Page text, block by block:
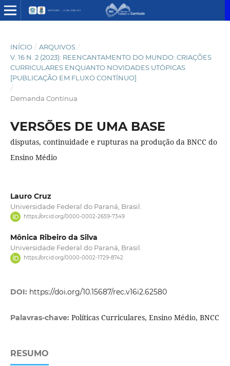
INÍCIO / ARQUIVOS /
V. 16 N. 2 (2023): REENCANTAMENTO DO MUNDO: CRIAÇÕES
CURRICULARES ENQUANTO NOVIDADES UTÓPICAS
[PUBLICAÇÃO EM FLUXO CONTÍNUO]
/
Demanda Contínua
VERSÕES DE UMA BASE
disputas, continuidade e rupturas na produção da BNCC do
Ensino Médio
Lauro Cruz
Universidade Federal do Paraná, Brasil.
https://orcid.org/0000-0002-2659-7349
Mônica Ribeiro da Silva
Universidade Federal do Paraná, Brasil.
https://orcid.org/0000-0002-1729-8742
DOI: https://doi.org/10.15687/rec.v16i2.62580
Palavras-chave: Políticas Curriculares, Ensino Médio, BNCC
RESUMO